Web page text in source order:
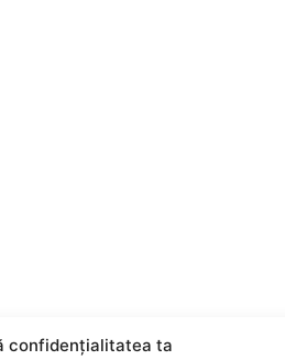
confidențialitatea ta